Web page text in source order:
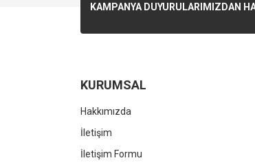
KAMPANYA DUYURULARIMIZDAN
KURUMSAL
Hakkımızda
İletişim
İletişim Formu